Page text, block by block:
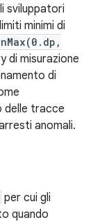
sviluppatori
minimi di
di misurazione
di
delle tracce
anomali.
per cui gli
quando